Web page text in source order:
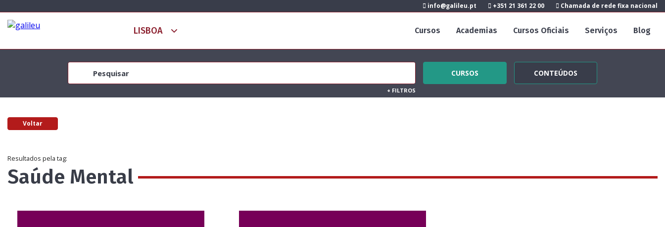
info@galileu.pt +351 21 361 22 00 Chamada de rede fixa nacional
Cursos Academias Cursos Oficiais Serviços Blog
CURSOS CONTEÚDOS
+ FILTROS
Voltar
Resultados pela tag:
Saúde Mental